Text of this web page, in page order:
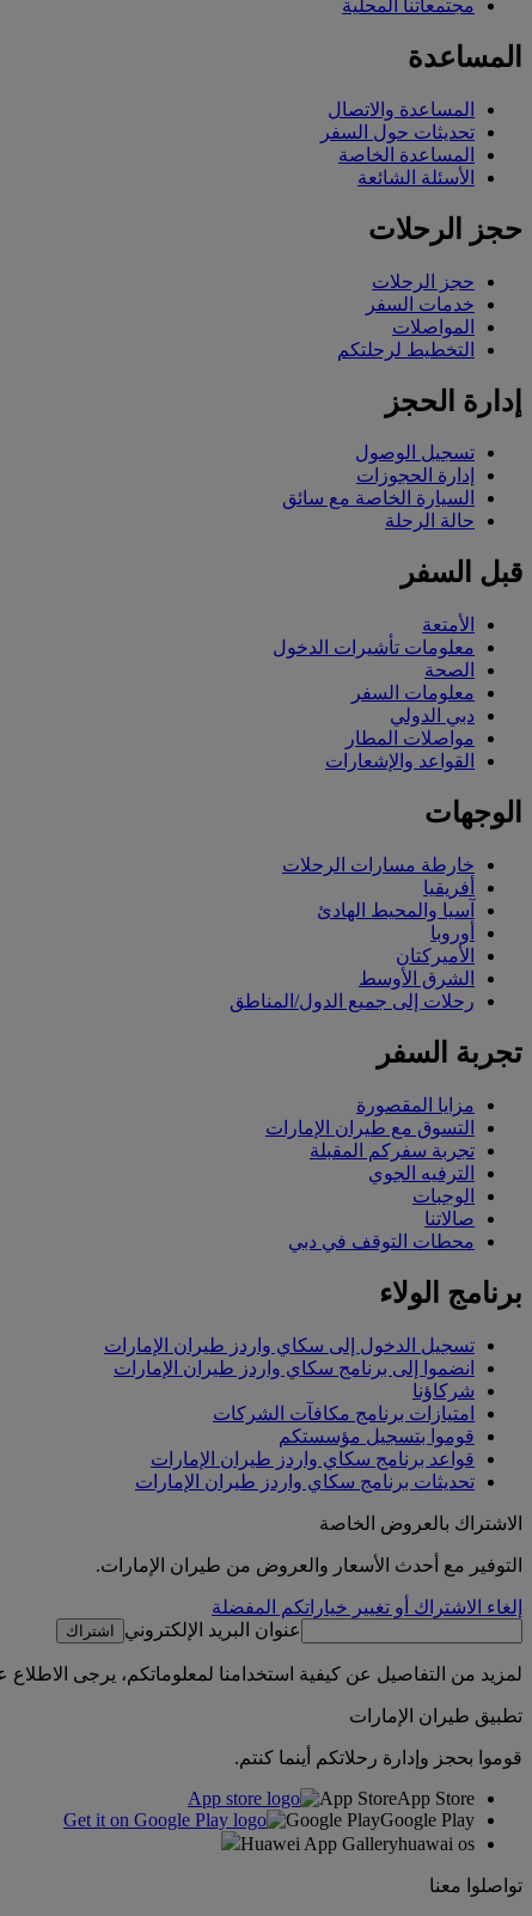
مجتمعاتنا المحلية
المساعدة
المساعدة والاتصال
تحديثات حول السفر
المساعدة الخاصة
الأسئلة الشائعة
حجز الرحلات
حجز الرحلات
خدمات السفر
المواصلات
التخطيط لرحلتكم
إدارة الحجز
تسجيل الوصول
إدارة الحجوزات
السيارة الخاصة مع سائق
حالة الرحلة
قبل السفر
الأمتعة
معلومات تأشيرات الدخول
الصحة
معلومات السفر
دبي الدولي
مواصلات المطار
القواعد والإشعارات
الوجهات
خارطة مسارات الرحلات
أفريقيا
آسيا والمحيط الهادئ
أوروبا
الأميركتان
الشرق الأوسط
رحلات إلى جميع الدول/المناطق
تجربة السفر
مزايا المقصورة
التسوق مع طيران الإمارات
تجربة سفركم المقبلة
الترفيه الجوي
الوجبات
صالاتنا
محطات التوقف في دبي
برنامج الولاء
تسجيل الدخول إلى سكاي واردز طيران الإمارات
انضموا إلى برنامج سكاي واردز طيران الإمارات
شركاؤنا
امتيازات برنامج مكافآت الشركات
قوموا بتسجيل مؤسستكم
قواعد برنامج سكاي واردز طيران الإمارات
تحديثات برنامج سكاي واردز طيران الإمارات
الاشتراك بالعروض الخاصة
التوفير مع أحدث الأسعار والعروض من طيران الإمارات.
إلغاء الاشتراك أو تغيير خياراتكم المفضلة
عنوان البريد الإلكتروني
اشتراك
لمزيد من التفاصيل عن كيفية استخدامنا لمعلوماتكم، يرجى الاطلاع
تطبيق طيران الإمارات
قوموا بحجز وإدارة رحلاتكم أينما كنتم.
App StoreApp Store
Google PlayGoogle Play
Huawei App Galleryhuawai os
تواصلوا معنا